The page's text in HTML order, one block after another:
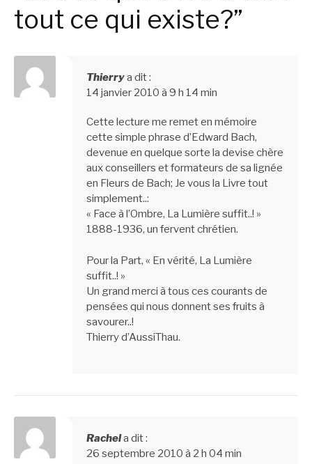
tout ce qui existe?”
Thierrya dit :
14 janvier 2010 à 9 h 14 min
Cette lecture me remet en mémoire
cette simple phrase d’Edward Bach,
devenue en quelque sorte la devise chère
aux conseillers et formateurs de sa lignée
en Fleurs de Bach; Je vous la Livre tout
simplement..:
« Face à l’Ombre, La Lumière suffit..! »
1888-1936, un fervent chrétien.
Pour la Part, « En vérité, La Lumière
suffit..! »
Un grand merci à tous ces courants de
pensées qui nous donnent ses fruits à
savourer..!
Thierry d’AussiThau.
Rachela dit :
26 septembre 2010 à 2 h 04 min